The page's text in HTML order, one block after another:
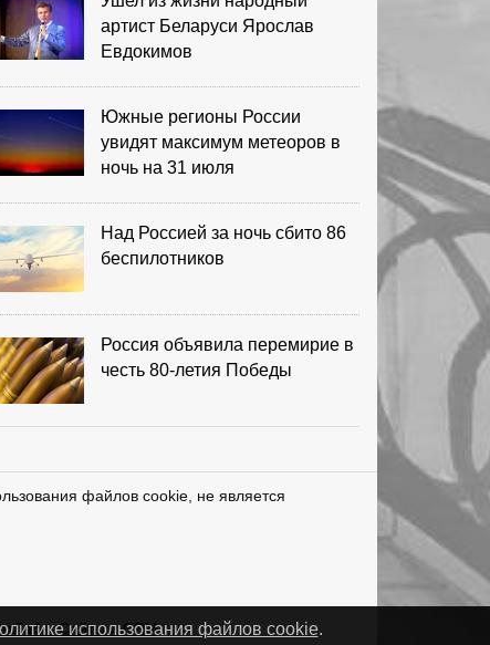
артист Беларуси Ярослав
Евдокимов
Южные регионы России
увидят максимум метеоров в
ночь на 31 июля
Над Россией за ночь сбито 86
беспилотников
Россия объявила перемирие в
честь 80-летия Победы
файлов cookie, не является
– Сайты и CRM
использования файлов cookie.